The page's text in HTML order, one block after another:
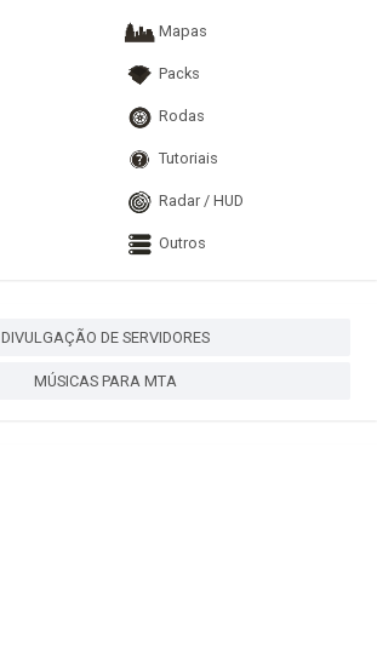
Mapas
Packs
Rodas
Tutoriais
Radar / HUD
Outros
DIVULGAÇÃO DE SERVIDORES
MÚSICAS PARA MTA